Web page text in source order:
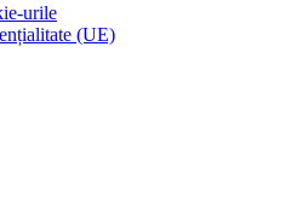
urile
(UE)